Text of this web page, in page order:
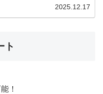
ウンロードPDFでアップロード
2025.12.17
ト
！